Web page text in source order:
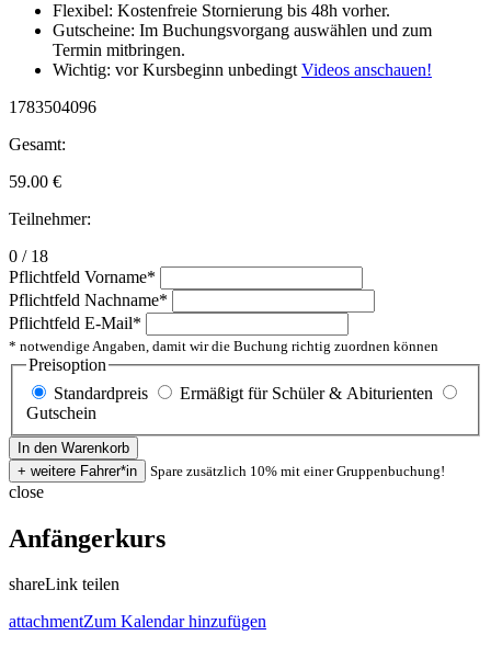
Flexibel: Kostenfreie Stornierung bis 48h vorher.
Gutscheine: Im Buchungsvorgang auswählen und zum
Termin mitbringen.
Wichtig: vor Kursbeginn unbedingt Videos anschauen!
1783504096
Gesamt:
59.00 €
Teilnehmer:
0 / 18
Pflichtfeld Vorname*
Pflichtfeld Nachname*
Pflichtfeld E-Mail*
* notwendige Angaben, damit wir die Buchung richtig zuordnen können
Preisoption
Standardpreis
Ermäßigt für Schüler & Abiturienten
Gutschein
Spare zusätzlich 10% mit einer Gruppenbuchung!
close
Anfängerkurs
shareLink teilen
attachmentZum Kalendar hinzufügen